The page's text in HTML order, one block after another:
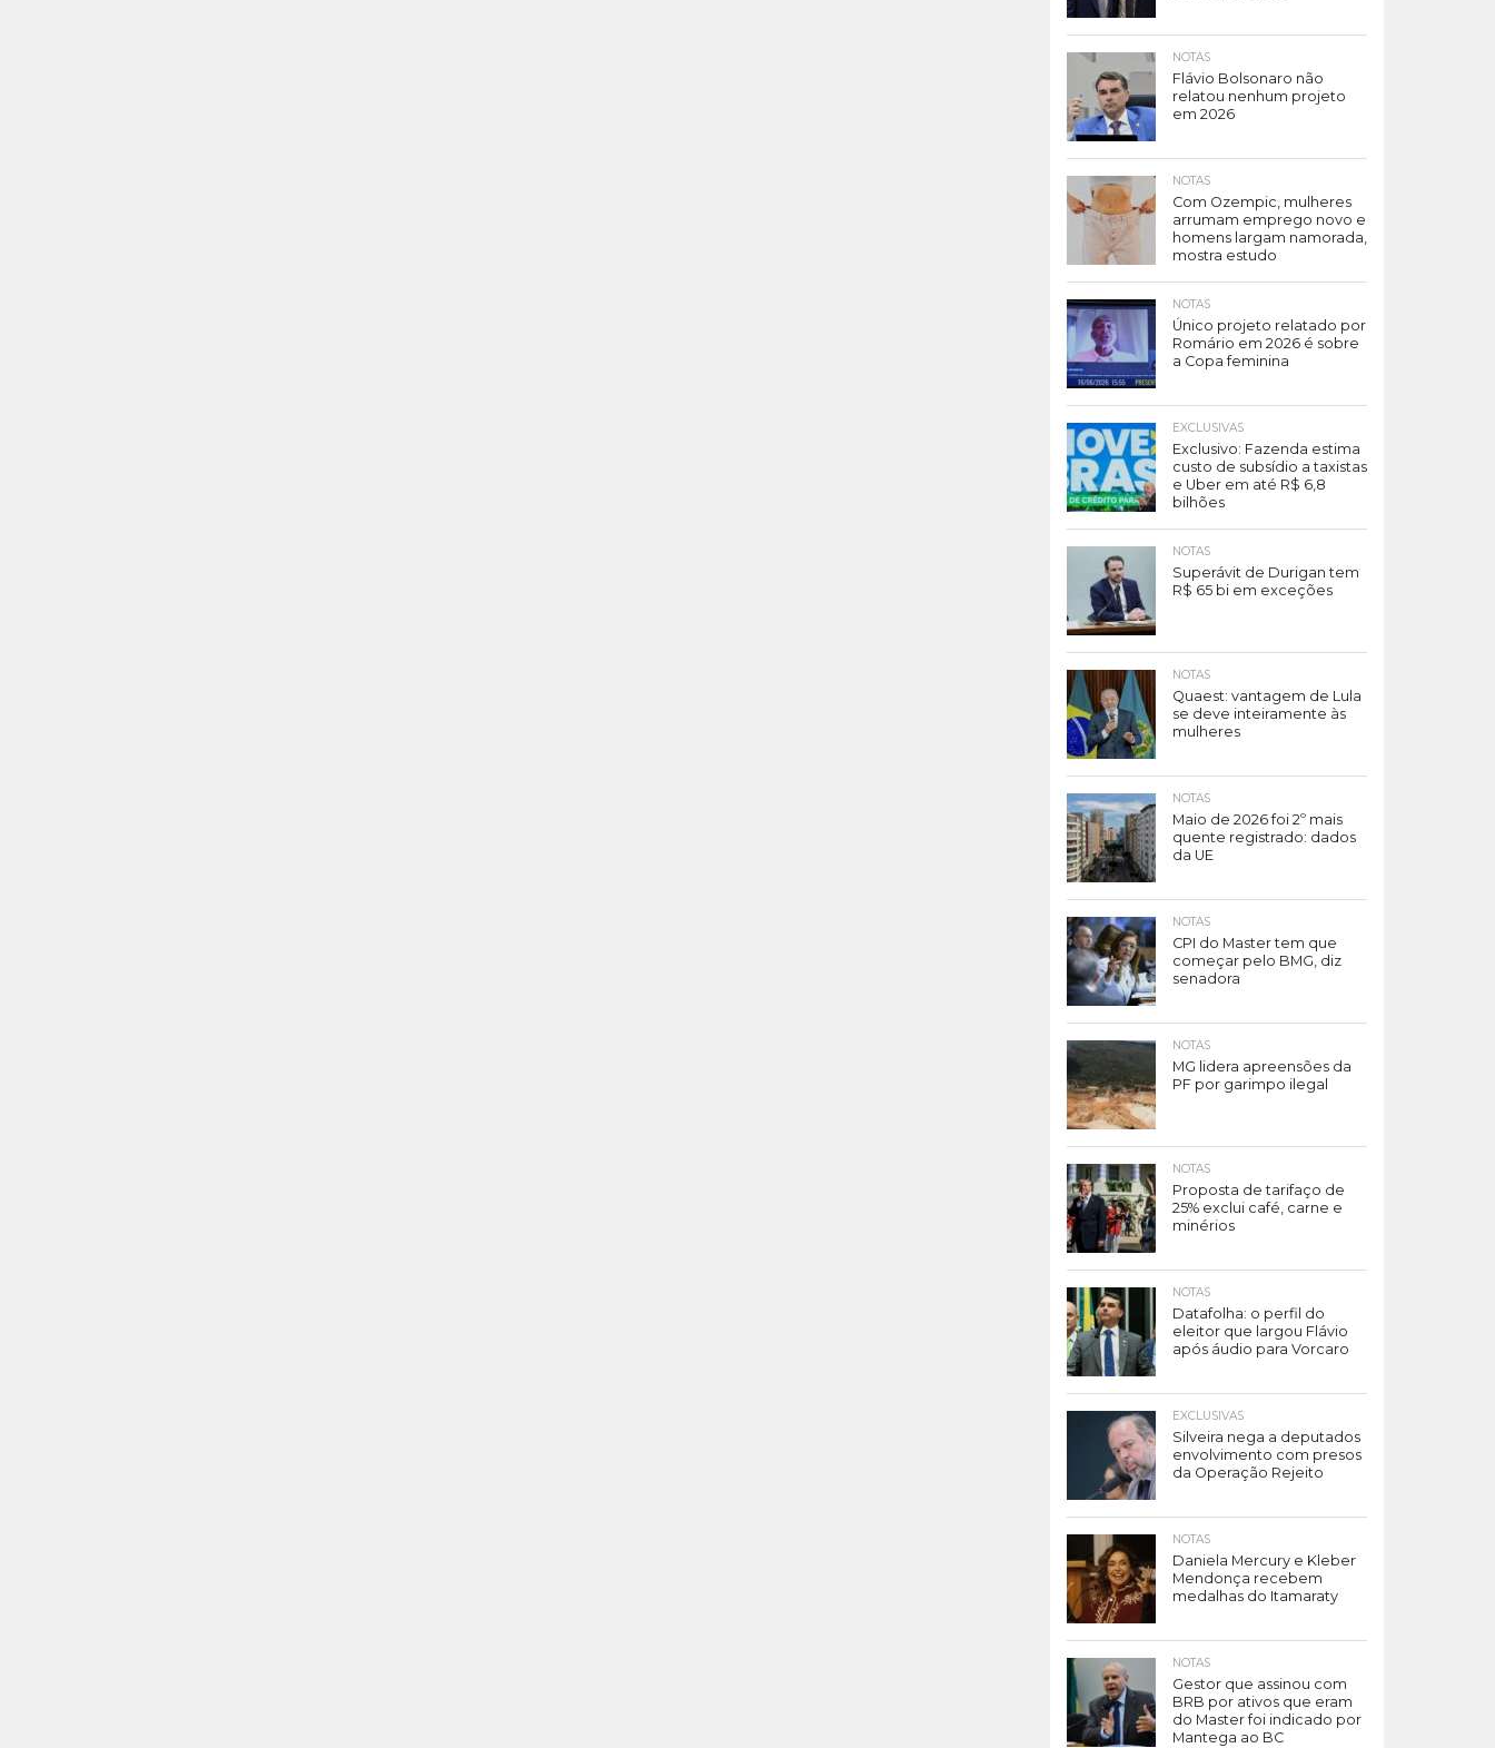
NOTAS
Flávio Bolsonaro não
relatou nenhum projeto
em 2026
NOTAS
Com Ozempic, mulheres
arrumam emprego novo e
homens largam namorada,
mostra estudo
NOTAS
Único projeto relatado por
Romário em 2026 é sobre
a Copa feminina
EXCLUSIVAS
Exclusivo: Fazenda estima
custo de subsídio a taxistas
e Uber em até R$ 6,8
bilhões
NOTAS
Superávit de Durigan tem
R$ 65 bi em exceções
NOTAS
Quaest: vantagem de Lula
se deve inteiramente às
mulheres
NOTAS
Maio de 2026 foi 2º mais
quente registrado: dados
da UE
NOTAS
CPI do Master tem que
começar pelo BMG, diz
senadora
NOTAS
MG lidera apreensões da
PF por garimpo ilegal
NOTAS
Proposta de tarifaço de
25% exclui café, carne e
minérios
NOTAS
Datafolha: o perfil do
eleitor que largou Flávio
após áudio para Vorcaro
EXCLUSIVAS
Silveira nega a deputados
envolvimento com presos
da Operação Rejeito
NOTAS
Daniela Mercury e Kleber
Mendonça recebem
medalhas do Itamaraty
NOTAS
Gestor que assinou com
BRB por ativos que eram
do Master foi indicado por
Mantega ao BC